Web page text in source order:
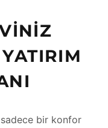
sadece bir konfor